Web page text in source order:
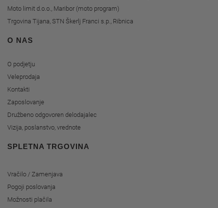
Moto limit d.o.o., Maribor (moto program)
Trgovina Tijana, STN Škerlj Franci s.p., Ribnica
O NAS
O podjetju
Veleprodaja
Kontakti
Zaposlovanje
Družbeno odgovoren delodajalec
Vizija, poslanstvo, vrednote
SPLETNA TRGOVINA
Vračilo / Zamenjava
Pogoji poslovanja
Možnosti plačila